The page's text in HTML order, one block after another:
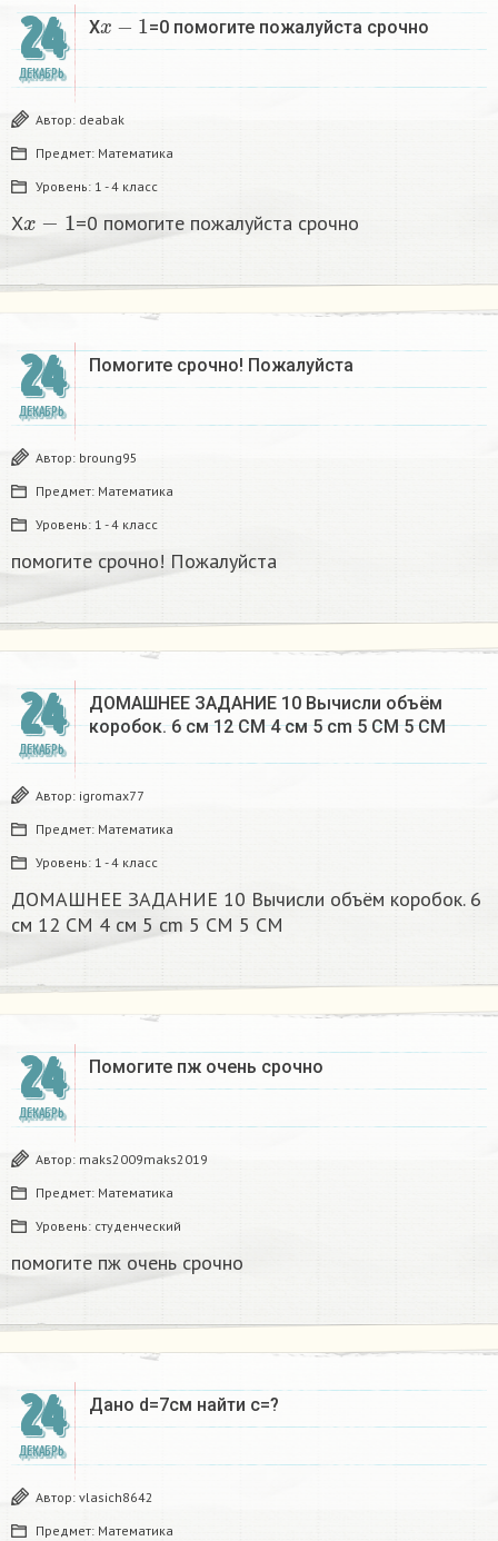
24
ДЕКАБРЬ
X
x−1
=0 помогите пожалуйста срочно
Автор: deabak
Предмет: Математика
Уровень: 1 - 4 класс
X =0 помогите пожалуйста срочно
24
ДЕКАБРЬ
Помогите срочно! Пожалуйста
Автор: broung95
Предмет: Математика
Уровень: 1 - 4 класс
помогите срочно! Пожалуйста
24
ДЕКАБРЬ
ДОМАШНЕЕ ЗАДАНИЕ 10 Вычисли объём
коробок. 6 см 12 CM 4 см 5 cm 5 CM 5 CM​
Автор: igromax77
Предмет: Математика
Уровень: 1 - 4 класс
ДОМАШНЕЕ ЗАДАНИЕ 10 Вычисли объём коробок. 6
см 12 CM 4 см 5 cm 5 CM 5 CM​
24
ДЕКАБРЬ
Помогите пж очень срочно​
Автор: maks2009maks2019
Предмет: Математика
Уровень: студенческий
помогите пж очень срочно​
24
ДЕКАБРЬ
Дано d=7см найти с=?​
Автор: vlasich8642
Предмет: Математика